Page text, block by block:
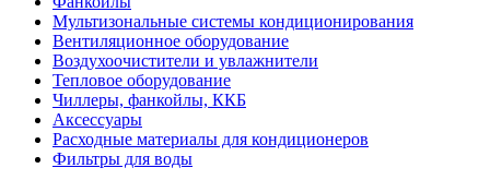
Мультизональные системы кондиционирования
Вентиляционное оборудование
Воздухоочистители и увлажнители
Тепловое оборудование
Чиллеры, фанкойлы, ККБ
Аксессуары
Расходные материалы для кондиционеров
Фильтры для воды